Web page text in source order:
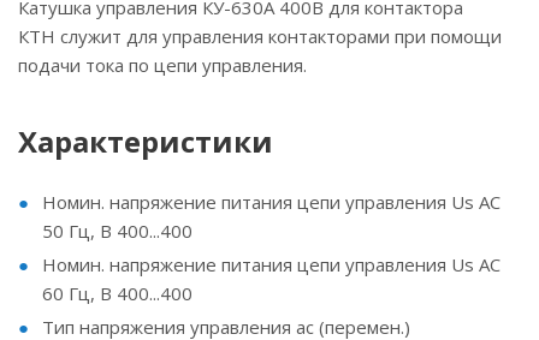
Катушка управления КУ-630А 400В для контактора
КТН служит для управления контакторами при помощи
подачи тока по цепи управления.
Характеристики
Номин. напряжение питания цепи управления Us AC
50 Гц, В 400...400
Номин. напряжение питания цепи управления Us AC
60 Гц, В 400...400
Тип напряжения управления ac (перемен.)